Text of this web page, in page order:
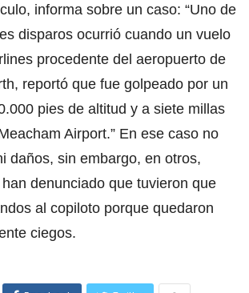
informa sobre un caso: “Uno de
disparos ocurrió cuando un vuelo
procedente del aeropuerto de
reportó que fue golpeado por un
pies de altitud y a siete millas
Airport.” En ese caso no
daños, sin embargo, en otros,
denunciado que tuvieron que
al copiloto porque quedaron
ciegos.